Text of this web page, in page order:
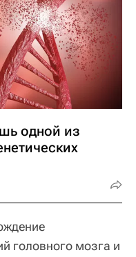
одной из
головного мозга и